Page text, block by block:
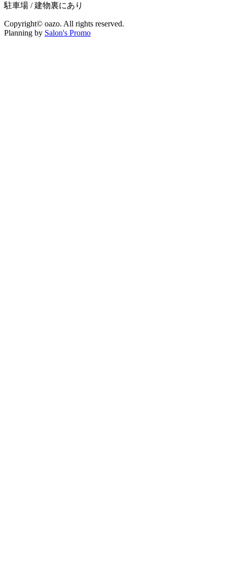
駐車場 / 建物裏にあり
Copyright© oazo. All rights reserved.
Planning by Salon's Promo